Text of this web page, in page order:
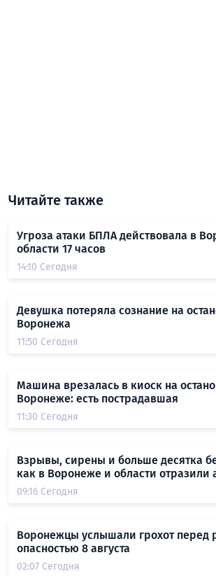
Читайте также
Угроза атаки БПЛА действовала в
области 17 часов
14:10 Сегодня
Девушка потеряла сознание на
Воронежа
11:50 Сегодня
Машина врезалась в киоск на
Воронеже: есть пострадавшая
11:30 Сегодня
Взрывы, сирены и больше десятка
как в Воронеже и области отразили
09:16 Сегодня
Воронежцы услышали грохот перед
опасностью 8 августа
02:07 Сегодня